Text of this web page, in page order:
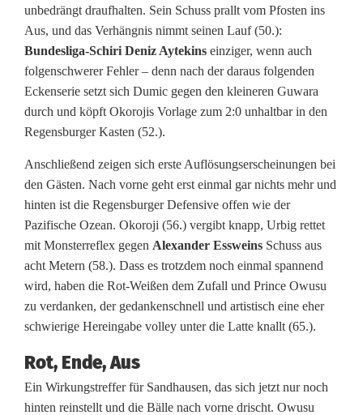
unbedrängt draufhalten. Sein Schuss prallt vom Pfosten ins
Aus, und das Verhängnis nimmt seinen Lauf (50.):
Bundesliga-Schiri Deniz Aytekins einziger, wenn auch
folgenschwerer Fehler – denn nach der daraus folgenden
Eckenserie setzt sich Dumic gegen den kleineren Guwara
durch und köpft Okorojis Vorlage zum 2:0 unhaltbar in den
Regensburger Kasten (52.).
Anschließend zeigen sich erste Auflösungserscheinungen bei
den Gästen. Nach vorne geht erst einmal gar nichts mehr und
hinten ist die Regensburger Defensive offen wie der
Pazifische Ozean. Okoroji (56.) vergibt knapp, Urbig rettet
mit Monsterreflex gegen Alexander Essweins Schuss aus
acht Metern (58.). Dass es trotzdem noch einmal spannend
wird, haben die Rot-Weißen dem Zufall und Prince Owusu
zu verdanken, der gedankenschnell und artistisch eine eher
schwierige Hereingabe volley unter die Latte knallt (65.).
Rot, Ende, Aus
Ein Wirkungstreffer für Sandhausen, das sich jetzt nur noch
hinten reinstellt und die Bälle nach vorne drischt. Owusu